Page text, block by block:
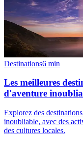
Destinations6 min
Les meilleures
d'aventure
Explorez des
inoubliable, avec des
des cultures locales.